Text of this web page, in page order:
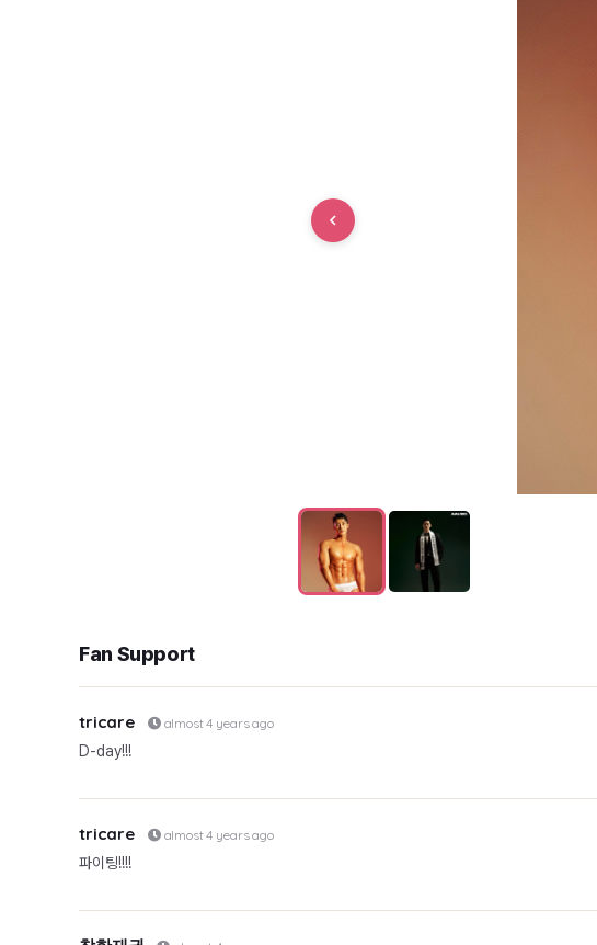
Fan Support
tricare almost 4 years ago
D-day!!!
tricare almost 4 years ago
파이팅!!!!